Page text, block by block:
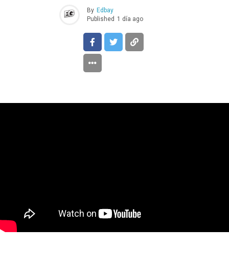
By Edbay
Published 1 día ago